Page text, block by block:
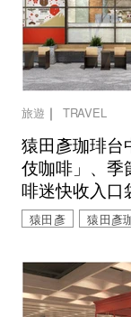
旅遊 ｜ TRAVEL
猿田彥珈琲台
伎咖啡」、季
啡迷快收入口
猿田彥 猿田彥